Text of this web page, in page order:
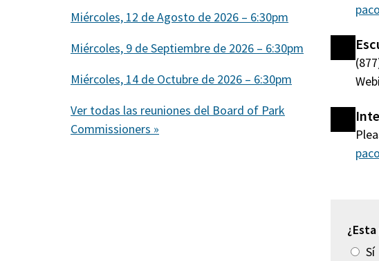
Sí
Miércoles, 12 de Agosto de 2026 – 6:30pm
Miércoles, 9 de Septiembre de 2026 – 6:30pm
Miércoles, 14 de Octubre de 2026 – 6:30pm
Ver todas las reuniones del Board of Park
Commissioners »